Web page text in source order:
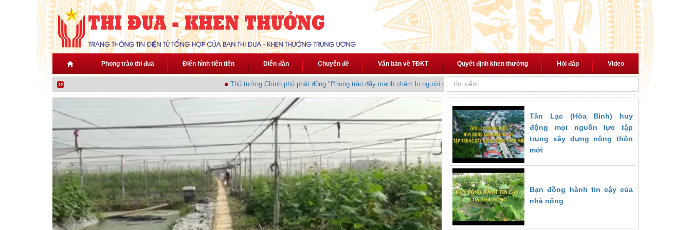
Nhảy đến nội dung
Phong trào thi đua Điển hình tiên tiến Diễn đàn Chuyên đề Văn bản về TĐKT Quyết định khen thưởng Hỏi đáp Video
Thủ tướng Chính phủ phát động "Phong trào đẩy mạnh chăm lo người có công với cách mạng"
Tân Lạc (Hòa Bình) huy
động mọi nguồn lực tập
trung xây dựng nông thôn
mới
Bạn đồng hành tin cậy của
nhà nông